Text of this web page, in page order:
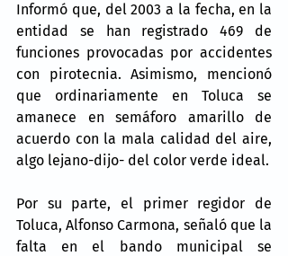
Informó que, del 2003 a la fecha, en la
entidad se han registrado 469 de
funciones provocadas por accidentes
con pirotecnia. Asimismo, mencionó
que ordinariamente en Toluca se
amanece en semáforo amarillo de
acuerdo con la mala calidad del aire,
algo lejano-dijo- del color verde ideal.
Por su parte, el primer regidor de
Toluca, Alfonso Carmona, señaló que la
falta en el bando municipal se